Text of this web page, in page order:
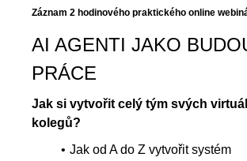
Záznam 2 hodinového praktického online
AI AGENTI JAKO
PRÁCE
Jak si vytvořit celý tým svých
kolegů?
Jak od A do Z vytvořit systém